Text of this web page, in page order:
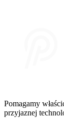
Pomagamy
przyjaznej